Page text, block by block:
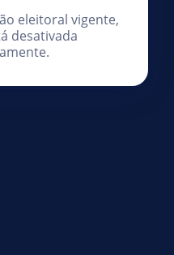
eleitoral vigente,
desativada